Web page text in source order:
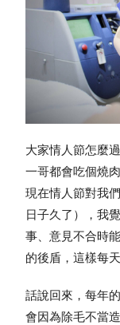
大家情人節怎麼
一哥都會吃個燒
現在情人節對我
日子久了），我
事、意見不合時
的後盾，這樣每
話說回來，每年
會因為除毛不當